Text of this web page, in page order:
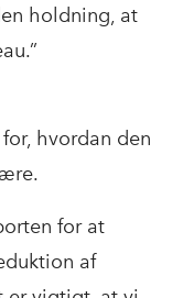
holdning, at
hvordan den
for at
af